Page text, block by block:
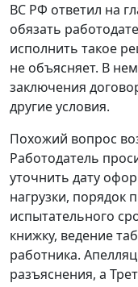
ВС РФ ответил на
обязать
исполнить такое
не объясняет. В
заключения
другие условия.
Похожий вопрос
Работодатель
уточнить дату
нагрузки, порядок
испытательного
книжку, ведение
работника.
разъяснения, а